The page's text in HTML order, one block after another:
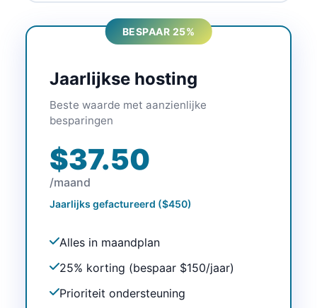
BESPAAR 25%
Jaarlijkse hosting
Beste waarde met aanzienlijke
besparingen
$37.50
/maand
Jaarlijks gefactureerd ($450)
Alles in maandplan
25% korting (bespaar $150/jaar)
Prioriteit ondersteuning